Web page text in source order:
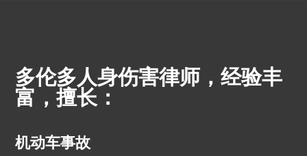
多伦多人身伤害律师，经验丰
富，擅长：
机动车事故